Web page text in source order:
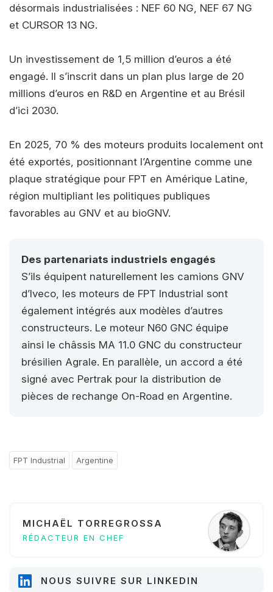
désormais industrialisées : NEF 60 NG, NEF 67 NG
et CURSOR 13 NG.
Un investissement de 1,5 million d’euros a été
engagé. Il s’inscrit dans un plan plus large de 20
millions d’euros en R&D en Argentine et au Brésil
d’ici 2030.
En 2025, 70 % des moteurs produits localement ont
été exportés, positionnant l’Argentine comme une
plaque stratégique pour FPT en Amérique Latine,
région multipliant les politiques publiques
favorables au GNV et au bioGNV.
Des partenariats industriels engagés
S’ils équipent naturellement les camions GNV
d’Iveco, les moteurs de FPT Industrial sont
également intégrés aux modèles d’autres
constructeurs. Le moteur N60 GNC équipe
ainsi le châssis MA 11.0 GNC du constructeur
brésilien Agrale. En parallèle, un accord a été
signé avec Pertrak pour la distribution de
pièces de rechange On-Road en Argentine.
FPT Industrial Argentine
MICHAËL TORREGROSSA
RÉDACTEUR EN CHEF
NOUS SUIVRE SUR LINKEDIN